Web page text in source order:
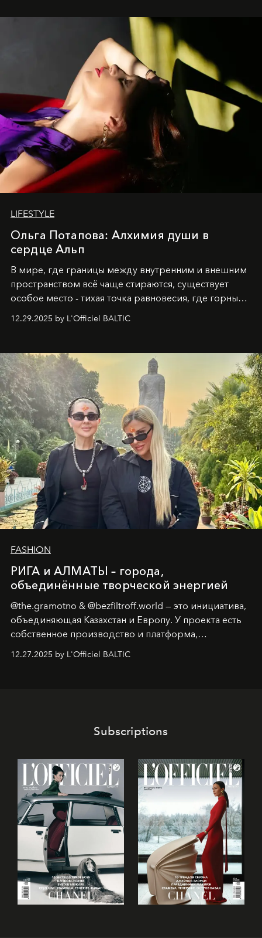
LIFESTYLE
Ольга Потапова: Алхимия души в
сердце Альп
В мире, где границы между внутренним и внешним
пространством всё чаще стираются, существует
особое место - тихая точка равновесия, где горные
вершины Швейцарии встречаются с бездонными
глубинами человеческой души. Здесь, на стыке
Ольга Потапова - женщина, чей путь от поиска
истины превратился в искусство превращения
человеческих кризисов в возможности для
возрождения.
12.29.2025 by L'Officiel BALTIC
FASHION
РИГА и АЛМАТЫ – города,
объединённые творческой энергией
@the.gramotno & @bezfiltroff.world — это инициатива,
объединяющая Казахстан и Европу. У проекта есть
собственное производство и платформа,
предоставляющая возможности, поддержку и
решения для дизайнеров и молодых брендов.
12.27.2025 by L'Officiel BALTIC
Subscriptions